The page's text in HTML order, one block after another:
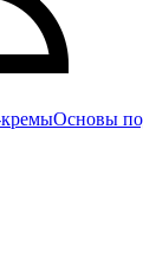
Основы